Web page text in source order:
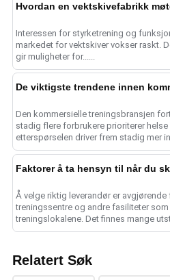
Interessen for styrketrening og
markedet for vektskiver vokser raskt.
gir muligheter for......
Den kommersielle treningsbransjen
stadig flere forbrukere prioriterer
etterspørselen driver frem stadig mer
Å velge riktig leverandør er avgjørende
treningssentre og andre fasiliteter
treningslokalene. Det finnes mange
mellom....
Relatert Søk